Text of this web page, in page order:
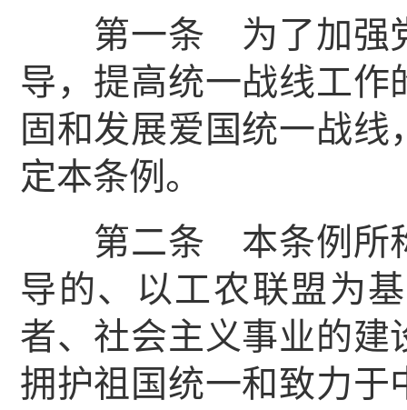
第一条 为了加强党
导，提高统一战线工
固和发展爱国统一战
定本条例。
第二条 本条例所称
导的、以工农联盟为
者、社会主义事业的建
拥护祖国统一和致力于